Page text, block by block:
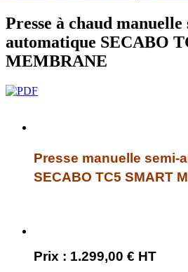
Presse à chaud manuelle
automatique SECABO
MEMBRANE
Presse manuelle semi-
SECABO TC5 SMART
Prix : 1.299,00 € HT